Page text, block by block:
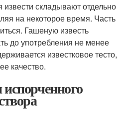
складывают отдельно
на некоторое время. Часть
Гашеную известь
до употребления не менее
известковое тесто,
качество.